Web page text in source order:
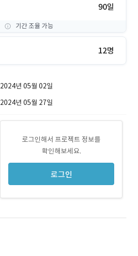
90일
기간 조율 가능
12명
2024년 05월 02일
2024년 05월 27일
로그인해서 프로젝트 정보를
확인해보세요.
로그인